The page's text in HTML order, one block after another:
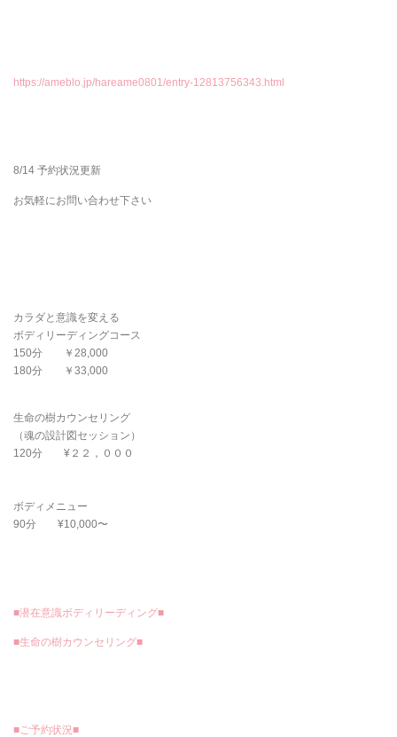
https://ameblo.jp/hareame0801/entry-12813756343.html
8/14 予約状況更新
お気軽にお問い合わせ下さい
カラダと意識を変える
ボディリーディングコース
150分 ￥28,000
180分 ￥33,000
生命の樹カウンセリング
（魂の設計図セッション）
120分 ¥２２，０００
ボディメニュー
90分 ¥10,000〜
■潜在意識ボディリーディング■
■生命の樹カウンセリング■
■ご予約状況■